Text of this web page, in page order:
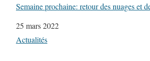
Semaine prochaine: retour des nuages et
Date
25 mars 2022
Par rapport à
Actualités